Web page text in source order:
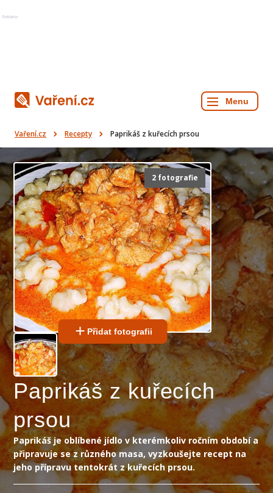
Reklama
Vaření.cz Recepty Paprikáš z kuřecích prsou
2 fotografie
Přidat fotografii
Paprikáš z kuřecích
prsou
Paprikáš je oblíbené jídlo v kterémkoliv ročním období a
připravuje se z různého masa, vyzkoušejte recept na
jeho přípravu tentokrát z kuřecích prsou.